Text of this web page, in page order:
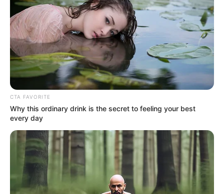
2. Bisa jadi souvenir pernikahan juga. Tinggal isi
permen kecil dan beri kartu ucapan dengan tali rami
CTA FAVORITE
Why this ordinary drink is the secret to feeling your best
every day